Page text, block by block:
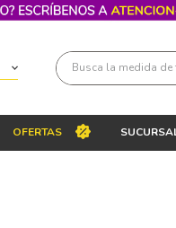
Busca la medida
OFERTAS
Términos más